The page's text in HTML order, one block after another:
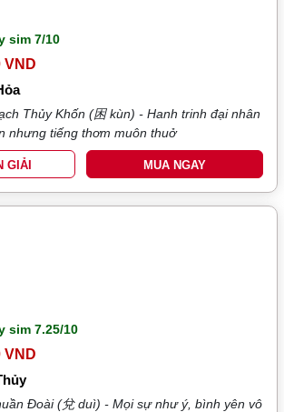
sim7/10
VND
Thủy Khốn (困 kùn) - Hanh trinh đại nhân
nhưng tiếng thơm muôn thuở
GIẢI MUA NGAY
sim7.25/10
VND
Đoài (兌 duì) - Mọi sự như ý, bình yên vô